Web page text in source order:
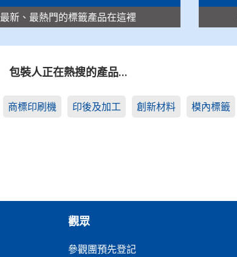
最新、最熱門的標籤產品在這裡
包裝人正在熱搜的產品…
商標印刷機 印後及加工 創新材料 模內標籤
觀眾
參觀團預先登記